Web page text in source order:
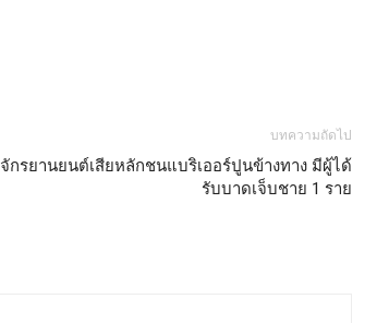
บทความถัดไป
จักรยานยนต์เสียหลักชนแบริเออร์ปูนข้างทาง มีผู้ได้
รับบาดเจ็บชาย 1 ราย